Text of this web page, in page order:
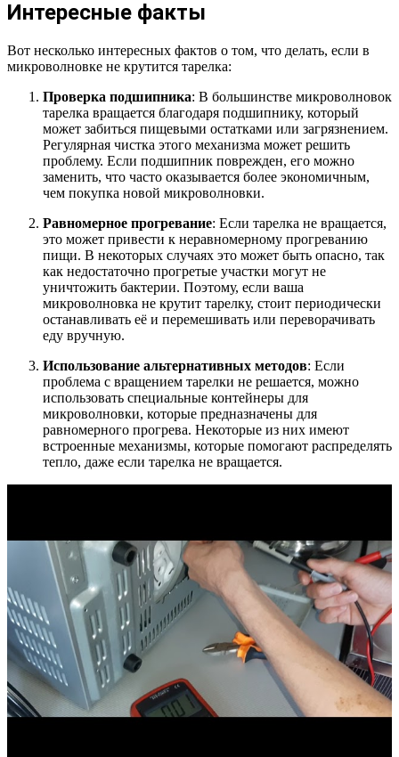
Интересные факты
Вот несколько интересных фактов о том, что делать, если в
микроволновке не крутится тарелка:
Проверка подшипника: В большинстве микроволновок
тарелка вращается благодаря подшипнику, который
может забиться пищевыми остатками или загрязнением.
Регулярная чистка этого механизма может решить
проблему. Если подшипник поврежден, его можно
заменить, что часто оказывается более экономичным,
чем покупка новой микроволновки.
Равномерное прогревание: Если тарелка не вращается,
это может привести к неравномерному прогреванию
пищи. В некоторых случаях это может быть опасно, так
как недостаточно прогретые участки могут не
уничтожить бактерии. Поэтому, если ваша
микроволновка не крутит тарелку, стоит периодически
останавливать её и перемешивать или переворачивать
еду вручную.
Использование альтернативных методов: Если
проблема с вращением тарелки не решается, можно
использовать специальные контейнеры для
микроволновки, которые предназначены для
равномерного прогрева. Некоторые из них имеют
встроенные механизмы, которые помогают распределять
тепло, даже если тарелка не вращается.